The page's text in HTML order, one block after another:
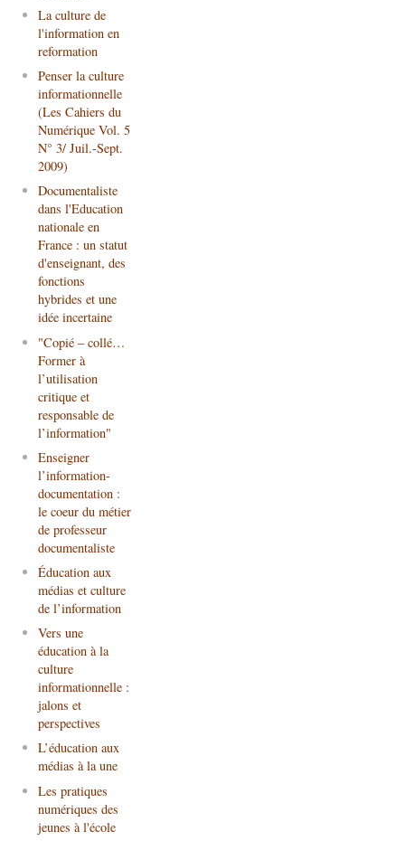
La culture de
l'information en
reformation
Penser la culture
informationnelle
(Les Cahiers du
Numérique Vol. 5
N° 3/ Juil.-Sept.
2009)
Documentaliste
dans l'Education
nationale en
France : un statut
d'enseignant, des
fonctions
hybrides et une
idée incertaine
"Copié – collé…
Former à
l’utilisation
critique et
responsable de
l’information"
Enseigner
l’information-
documentation :
le coeur du métier
de professeur
documentaliste
Éducation aux
médias et culture
de l’information
Vers une
éducation à la
culture
informationnelle :
jalons et
perspectives
L’éducation aux
médias à la une
Les pratiques
numériques des
jeunes à l'école